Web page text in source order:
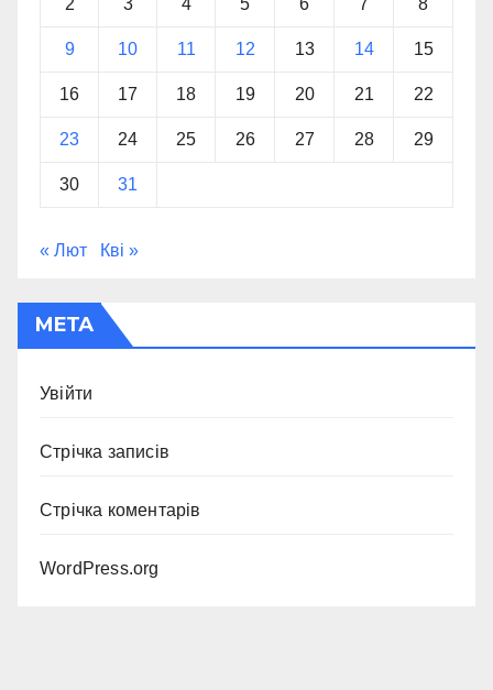
2 3 4 5 6 7 8
9 10 11 12 13 14 15
16 17 18 19 20 21 22
23 24 25 26 27 28 29
30 31
« Лют Кві »
МЕТА
Увійти
Стрічка записів
Стрічка коментарів
WordPress.org